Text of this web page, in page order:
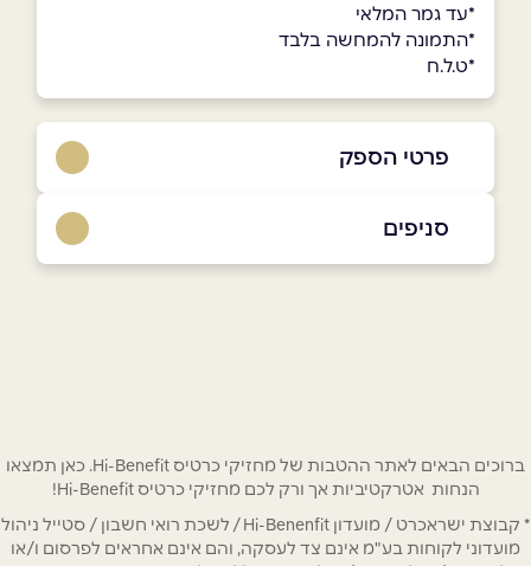
*עד גמר המלאי
*התמונה להמחשה בלבד
*ט.ל.ח
פרטי הספק
באתר בפייסבוק באינסטגרם
טלפון*
אימייל *
סניפים
ברוכים הבאים לאתר ההטבות של מחזיקי כרטיס Hi-Benefit. כאן תמצאו
הנחות אטרקטיביות אך ורק לכם מחזיקי כרטיס Hi-Benefit!
* קבוצת ישראכרט / מועדון Hi-Benenfit / לשכת רואי חשבון / סטייל ניהול
מועדוני לקוחות בע"מ אינם צד לעסקה, והם אינם אחראים לפרסום ו/או